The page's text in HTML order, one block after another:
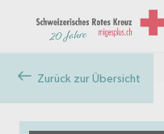
Zurück zur Übersicht